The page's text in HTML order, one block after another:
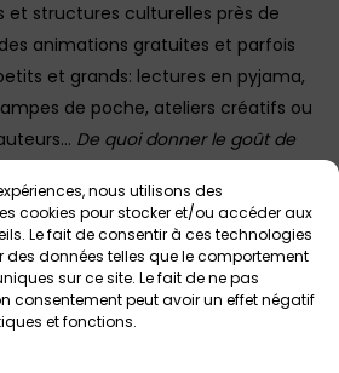
nous utilisons des
cookies pour stocker et/ou accéder aux
Le fait de consentir à ces technologies
des données telles que le comportement
sur ce site. Le fait de ne pas
consentement peut avoir un effet négatif
et fonctions.
et structures culturelles près de
animations gratuites et parfois
et grands: lectures en pyjama,
de poche, ateliers créatifs ou
De quoi donner le goût de
près de chez vous à retrouver
attendant le visuel officiel